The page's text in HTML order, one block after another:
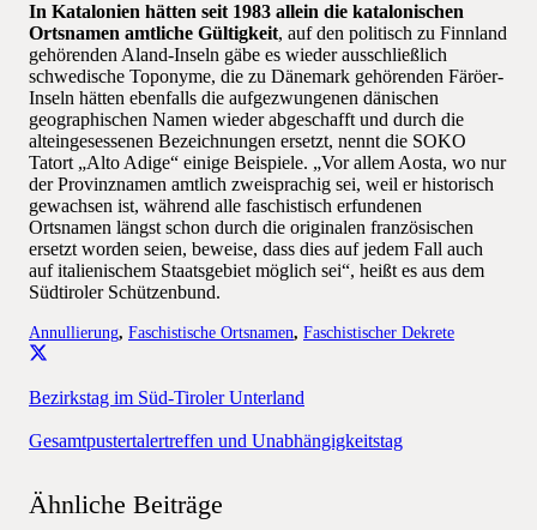
In Katalonien hätten seit 1983 allein die katalonischen
Ortsnamen amtliche Gültigkeit, auf den politisch zu Finnland
gehörenden Aland-Inseln gäbe es wieder ausschließlich
schwedische Toponyme, die zu Dänemark gehörenden Färöer-
Inseln hätten ebenfalls die aufgezwungenen dänischen
geographischen Namen wieder abgeschafft und durch die
alteingesessenen Bezeichnungen ersetzt, nennt die SOKO
Tatort „Alto Adige“ einige Beispiele. „Vor allem Aosta, wo nur
der Provinznamen amtlich zweisprachig sei, weil er historisch
gewachsen ist, während alle faschistisch erfundenen
Ortsnamen längst schon durch die originalen französischen
ersetzt worden seien, beweise, dass dies auf jedem Fall auch
auf italienischem Staatsgebiet möglich sei“, heißt es aus dem
Südtiroler Schützenbund.
Annullierung, Faschistische Ortsnamen, Faschistischer Dekrete
Bezirkstag im Süd-Tiroler Unterland
Gesamtpustertalertreffen und Unabhängigkeitstag
Ähnliche Beiträge